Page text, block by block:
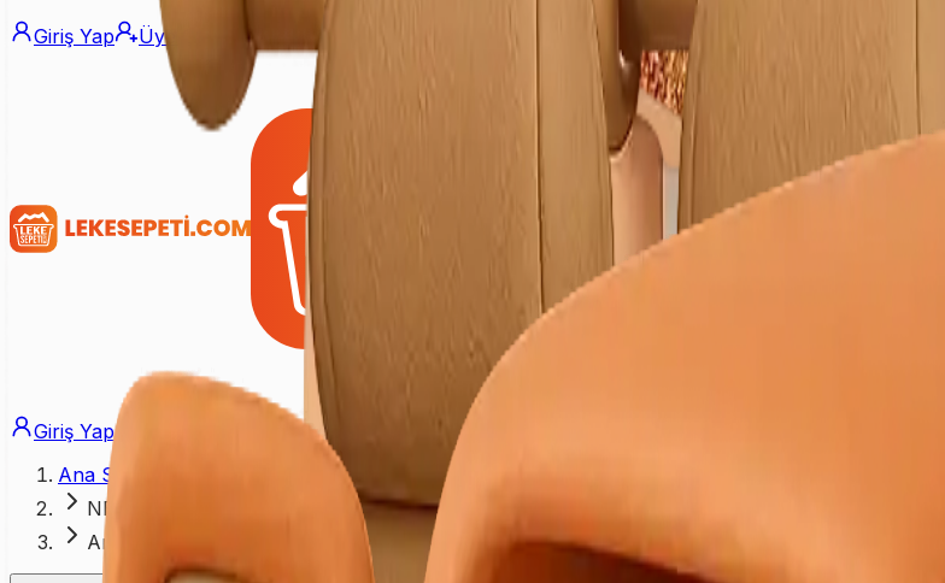
Giriş Yap Üye Ol
Giriş Yap
Ana Sayfa
NEVŞEHİR
Araç Koltuk Yıkama